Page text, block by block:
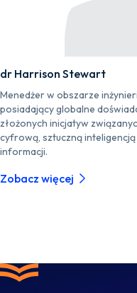
dr Harrison Stewart
Menedżer w obszarze
posiadający globalne
złożonych inicjatyw
cyfrową, sztuczną
informacji.
Zobacz więcej